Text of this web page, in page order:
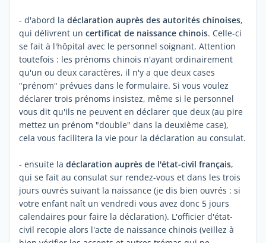
- d'abord la déclaration auprès des autorités chinoises,
qui délivrent un certificat de naissance chinois. Celle-ci
se fait à l'hôpital avec le personnel soignant. Attention
toutefois : les prénoms chinois n'ayant ordinairement
qu'un ou deux caractères, il n'y a que deux cases
"prénom" prévues dans le formulaire. Si vous voulez
déclarer trois prénoms insistez, même si le personnel
vous dit qu'ils ne peuvent en déclarer que deux (au pire
mettez un prénom "double" dans la deuxième case),
cela vous facilitera la vie pour la déclaration au consulat.
- ensuite la déclaration auprès de l'état-civil français,
qui se fait au consulat sur rendez-vous et dans les trois
jours ouvrés suivant la naissance (je dis bien ouvrés : si
votre enfant naît un vendredi vous avez donc 5 jours
calendaires pour faire la déclaration). L'officier d'état-
civil recopie alors l'acte de naissance chinois (veillez à